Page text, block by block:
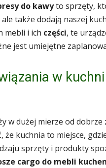
do kawyto sprzęty,
także dodają naszej
mebli i ich części, te
jest umiejętne
w
w dużej mierze od
że kuchnia to miejsce,
sprzęty i produkty
cargo do mebli